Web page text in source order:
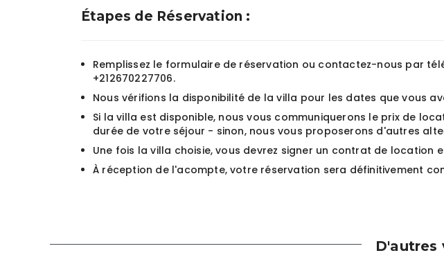
Étapes de Réservation :
Remplissez le formulaire de réservation ou contactez-nous par
+212670227706.
Nous vérifions la disponibilité de la villa pour les dates que vous
Si la villa est disponible, nous vous communiquerons le prix de
durée de votre séjour - sinon, nous vous proposerons d'autres
Une fois la villa choisie, vous devrez signer un contrat de location
À réception de l'acompte, votre réservation sera définitivement
D'autres